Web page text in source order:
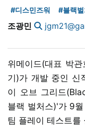
#디스민즈워 #블랙
조광민
위메이드(대표 박
기)가 개발 중인 신
이 오브 그리드
블랙 벌처스)'가 9
팀 플레이 테스트를